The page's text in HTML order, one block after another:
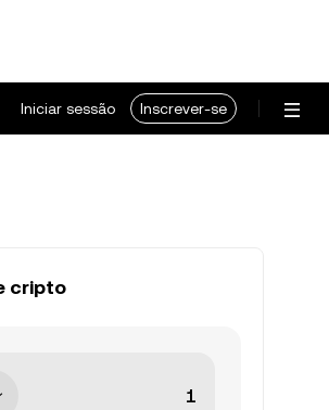
Iniciar sessão Inscrever-se
cripto